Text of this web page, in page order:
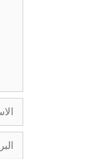
الاسم
البريد